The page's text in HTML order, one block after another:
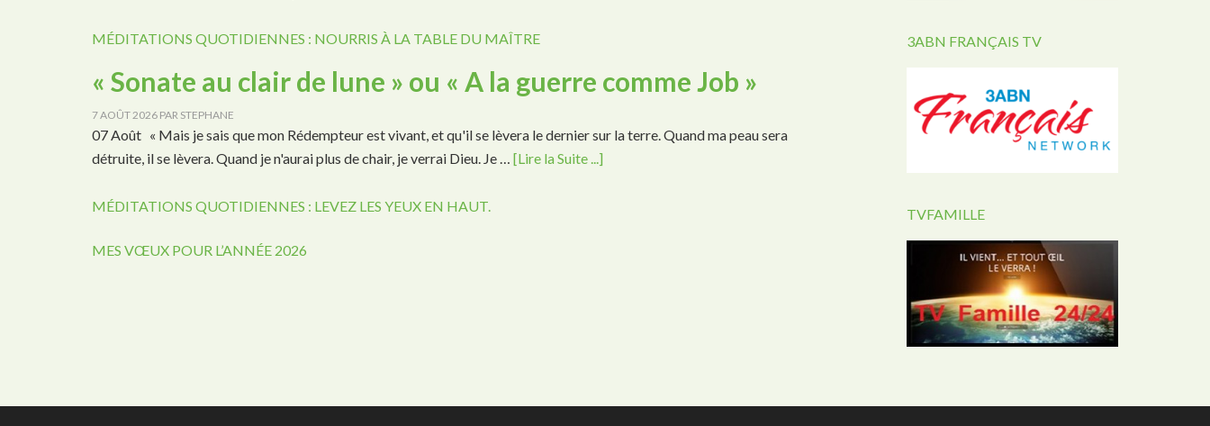
MÉDITATIONS QUOTIDIENNES : NOURRIS À LA TABLE DU MAÎTRE
« Sonate au clair de lune » ou « A la guerre comme Job »
7 AOÛT 2026 PAR STEPHANE
07 Août « Mais je sais que mon Rédempteur est vivant, et qu'il se lèvera le dernier sur la terre. Quand ma peau sera
détruite, il se lèvera. Quand je n'aurai plus de chair, je verrai Dieu. Je … [Lire la Suite ...]
MÉDITATIONS QUOTIDIENNES : LEVEZ LES YEUX EN HAUT.
MES VŒUX POUR L’ANNÉE 2026
3ABN FRANÇAIS TV
TVFAMILLE